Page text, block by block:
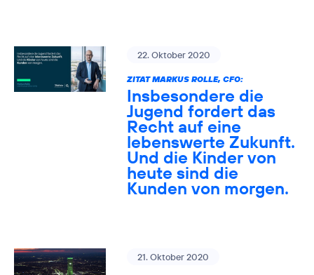
22. Oktober 2020
ZITAT MARKUS ROLLE, CFO:
Insbesondere die
Jugend fordert das
Recht auf eine
lebenswerte Zukunft.
Und die Kinder von
heute sind die
Kunden von morgen.
21. Oktober 2020